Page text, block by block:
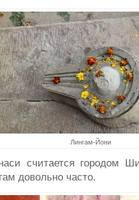
Лингам-Йони
считается городом
довольно часто.